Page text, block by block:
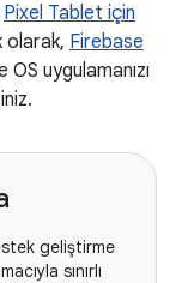
Pixel Tablet için
olarak, Firebase
uygulamanızı
geliştirme
sınırlı